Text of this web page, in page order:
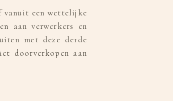
vanuit een wettelijke
aan verwerkers en
met deze derde
doorverkopen aan